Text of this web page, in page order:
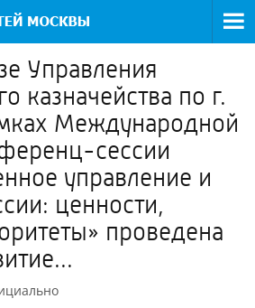
Управления
казначейства по г.
Международной
сессии
управление и
ценности,
проведена